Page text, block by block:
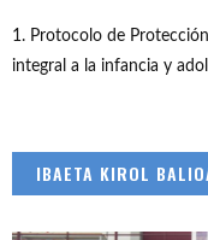
1. Protocolo de
integral a la infancia y
IBAETA KIROL